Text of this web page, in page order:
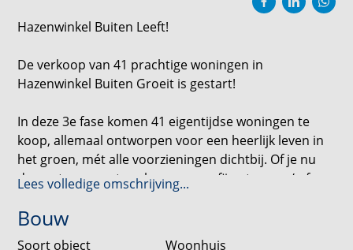
Hazenwinkel Buiten Leeft!
De verkoop van 41 prachtige woningen in
Hazenwinkel Buiten Groeit is gestart!
In deze 3e fase komen 41 eigentijdse woningen te
koop, allemaal ontworpen voor een heerlijk leven in
het groen, mét alle voorzieningen dichtbij. Of je nu
droomt van een tweekapper, een fijne tussen-/ of
hoekwoning, of een comfortabele
levensloopbestendige woning, er zit zeker iets voor
Lees volledige omschrijving...
Bouw
Soort object
Woonhuis